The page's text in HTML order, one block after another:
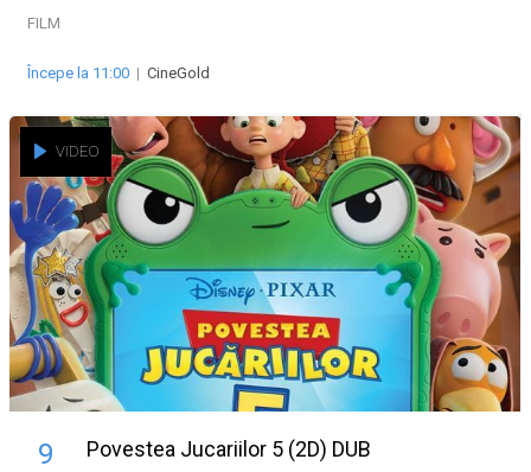
FILM
Începe la 11:00 | CineGold
VIDEO
9 Povestea Jucariilor 5 (2D) DUB